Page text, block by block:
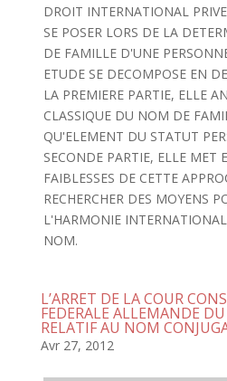
DROIT INTERNATIONAL
SE POSER LORS DE LA
DE FAMILLE D'UNE
ETUDE SE DECOMPOSE EN
LA PREMIERE PARTIE, ELLE
CLASSIQUE DU NOM DE
QU'ELEMENT DU STATUT
SECONDE PARTIE, ELLE MET
FAIBLESSES DE CETTE
RECHERCHER DES MOYENS
L'HARMONIE
NOM.
L’ARRET DE LA COUR
FEDERALE ALLEMANDE
RELATIF AU NOM
Avr 27, 2012